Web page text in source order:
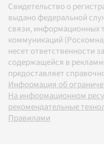
Свидетельство о
выдано федеральной
связи, информационных
коммуникаций
несет ответственности
содержащейся в
предоставляет
Информация об
На информационном
рекомендательные
Правилами